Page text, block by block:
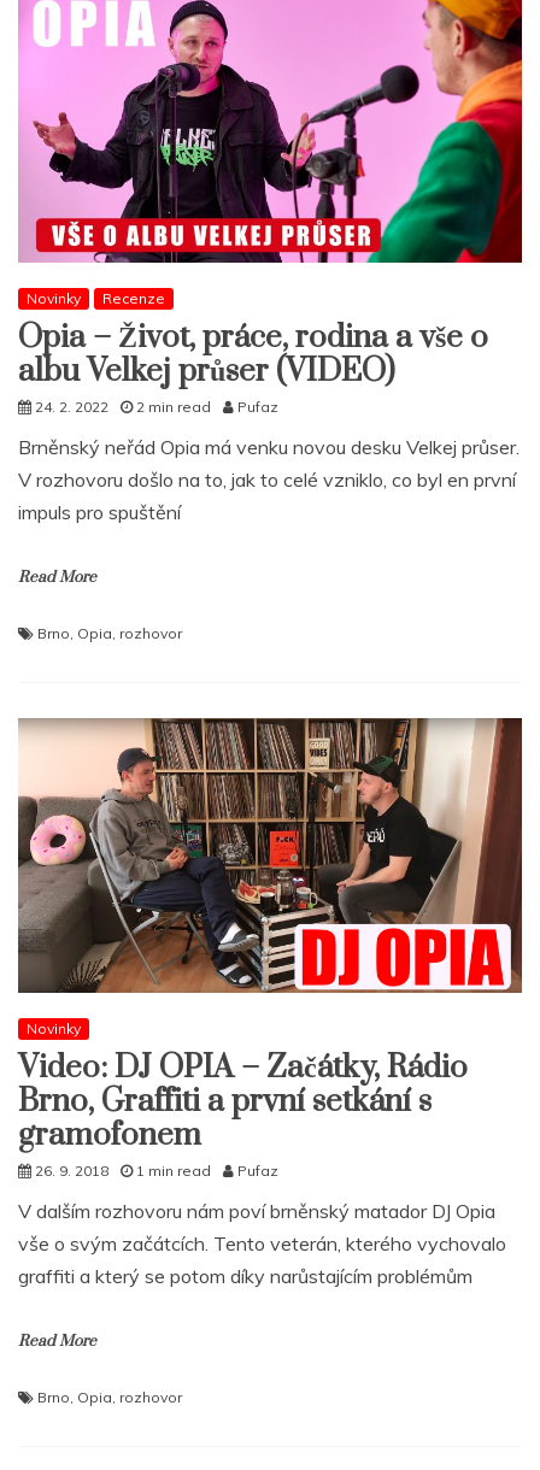
Novinky Recenze
Opia – Život, práce, rodina a vše o
albu Velkej průser (VIDEO)
24. 2. 2022 2 min read Pufaz
Brněnský neřád Opia má venku novou desku Velkej průser.
V rozhovoru došlo na to, jak to celé vzniklo, co byl en první
impuls pro spuštění
Read More
Brno, Opia, rozhovor
Novinky
Video: DJ OPIA – Začátky, Rádio
Brno, Graffiti a první setkání s
gramofonem
26. 9. 2018 1 min read Pufaz
V dalším rozhovoru nám poví brněnský matador DJ Opia
vše o svým začátcích. Tento veterán, kterého vychovalo
graffiti a který se potom díky narůstajícím problémům
Read More
Brno Opia rozhovor